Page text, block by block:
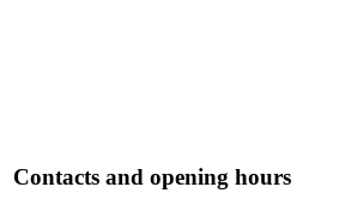
Contacts and opening hours